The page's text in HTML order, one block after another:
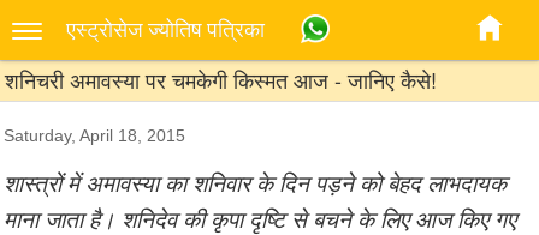
एस्‍ट्रोसेज ज्‍योतिष पत्रिका
शनिचरी अमावस्या पर चमकेगी किस्मत आज - जानिए कैसे!
Saturday, April 18, 2015
शास्त्रों में अमावस्या का शनिवार के दिन पड़ने को बेहद लाभदायक
माना जाता है। शनिदेव की कृपा दृष्टि से बचने के लिए आज किए गए